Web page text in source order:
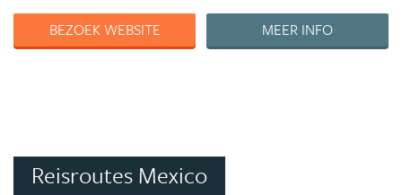
BEZOEK WEBSITE
MEER INFO
Reisroutes Mexico